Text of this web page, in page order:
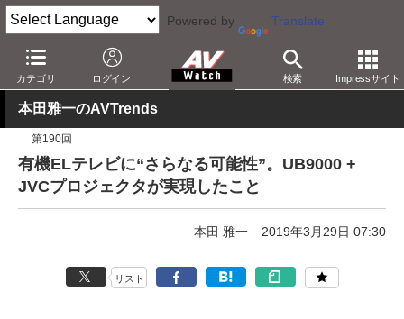
Powered by Translate
カテゴリ ログイン 検索 Impressサイト
AV Watch 製品 BD/DVDプレーヤー パナソニック
本田雅一のAVTrends
第190回
有機ELテレビに“さらなる可能性”。UB9000 +
JVCプロジェクタが実現したこと
本田 雅一 2019年3月29日 07:30
リスト